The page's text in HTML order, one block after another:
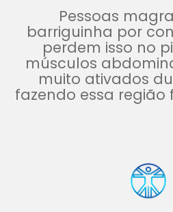
Pessoas
barriguinha por
perdem isso no
músculos
muito ativados
fazendo essa região